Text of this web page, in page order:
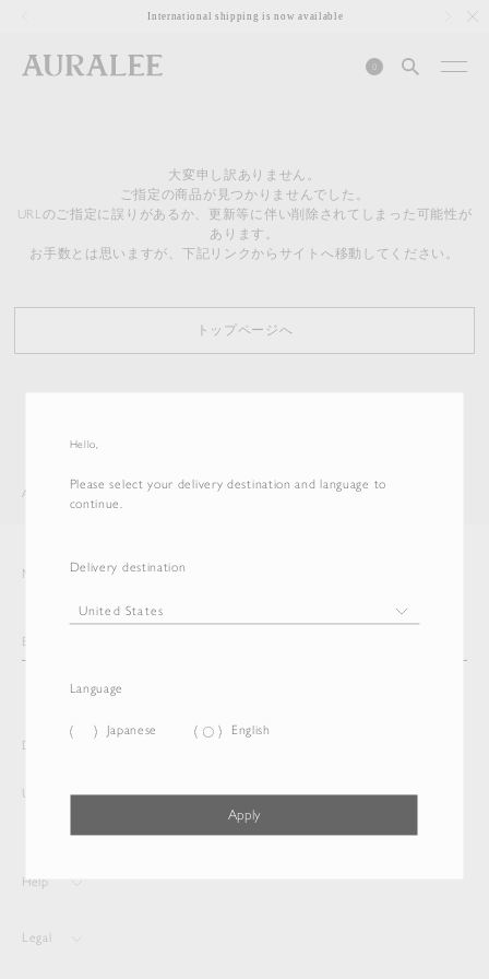
Hello,
Please select your delivery destination and language to
continue.
Delivery destination
Language
Japanese English
Apply
International shipping is now available
0
大変申し訳ありません。
ご指定の商品が見つかりませんでした。
URLのご指定に誤りがあるか、更新等に伴い削除されてしまった可能性が
あります。
お手数とは思いますが、下記リンクからサイトへ移動してください。
トップページへ
AURALEE ITEM
Newsletter
Delivery destination and Language
United States Japanese
Help
Legal